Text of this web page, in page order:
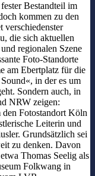
Bestandteil im
kommen zu den
verschiedenster
die sich aktuellen
regionalen Szene
Foto-Standorte
am Ebertplatz für die
in der es um
Sondern auch, in
NRW zeigen:
den Fotostandort Köln
Leiterin und
Grundsätzlich sei
zu denken. Davon
Thomas Seelig als
Folkwang in